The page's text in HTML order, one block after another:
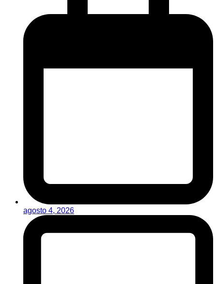
agosto 4, 2026